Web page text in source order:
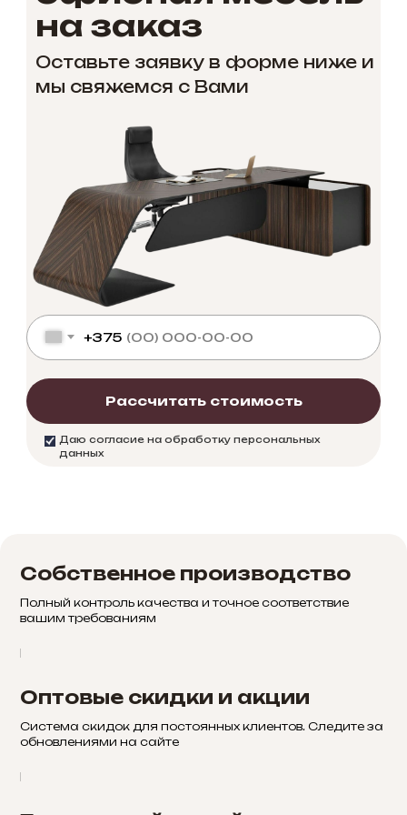
Оставьте заявку в форме ниже и
мы свяжемся с Вами
Даю согласие на обработку персональных
данных
+375
Рассчитать стоимость
на заказ
Собственное производство
Полный контроль качества и точное соответствие
вашим требованиям
Оптовые скидки и акции
Система скидок для постоянных клиентов. Следите за
обновлениями на сайте